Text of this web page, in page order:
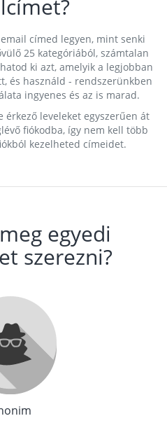
címed legyen, mint senki
25 kategóriából, számtalan
ki azt, amelyik a legjobban
és használd - rendszerünkben
ingyenes és az is marad.
leveleket egyszerűen át
fiókodba, így nem kell több
kezelheted címeidet.
egyedi
szerezni?